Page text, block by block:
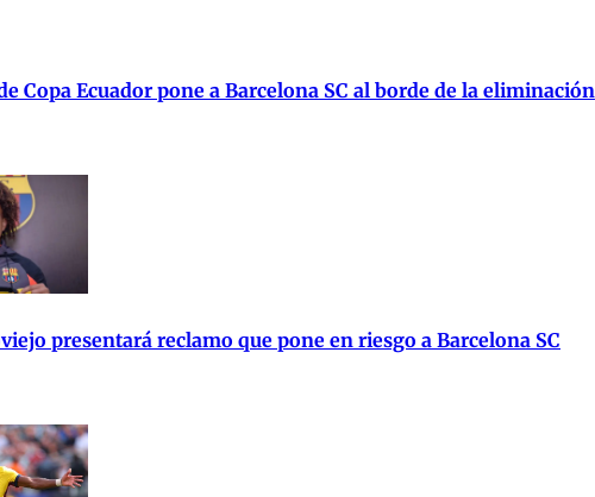
Copa Ecuador pone a Barcelona SC al borde de la eliminación
presentará reclamo que pone en riesgo a Barcelona SC